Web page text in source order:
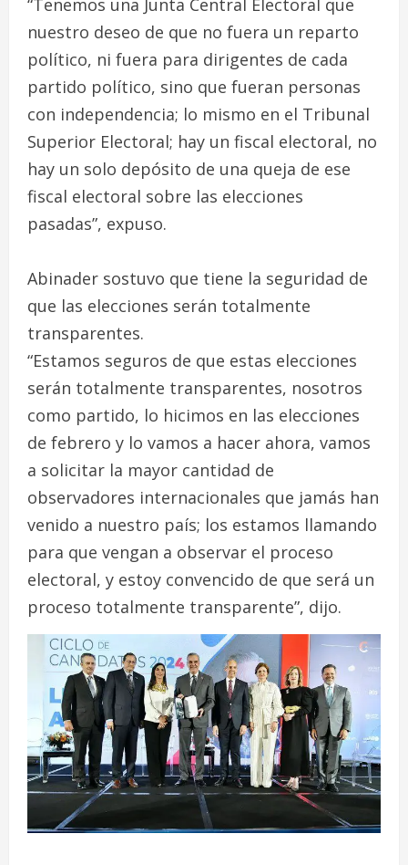
nuestro deseo de que no fuera un reparto
político, ni fuera para dirigentes de cada
partido político, sino que fueran personas
con independencia; lo mismo en el Tribunal
Superior Electoral; hay un fiscal electoral, no
hay un solo depósito de una queja de ese
fiscal electoral sobre las elecciones
pasadas”, expuso.
Abinader sostuvo que tiene la seguridad de
que las elecciones serán totalmente
transparentes.
“Estamos seguros de que estas elecciones
serán totalmente transparentes, nosotros
como partido, lo hicimos en las elecciones
de febrero y lo vamos a hacer ahora, vamos
a solicitar la mayor cantidad de
observadores internacionales que jamás han
venido a nuestro país; los estamos llamando
para que vengan a observar el proceso
electoral, y estoy convencido de que será un
proceso totalmente transparente”, dijo.